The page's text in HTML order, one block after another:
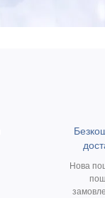
Нова